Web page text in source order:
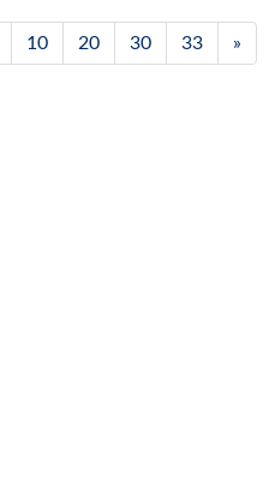
10 20 30 33 »